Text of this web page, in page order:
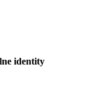
identity